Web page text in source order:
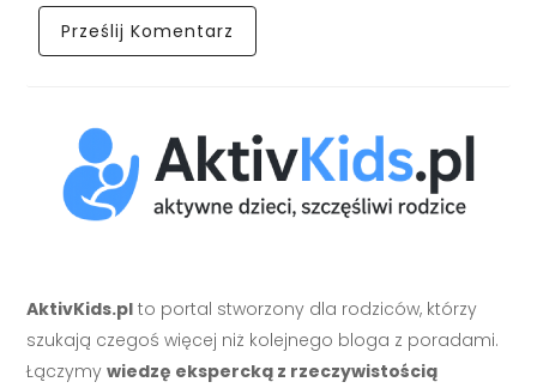
AktivKids.pl to portal stworzony dla rodziców, którzy
szukają czegoś więcej niż kolejnego bloga z poradami.
Łączymywiedzę ekspercką z rzeczywistością